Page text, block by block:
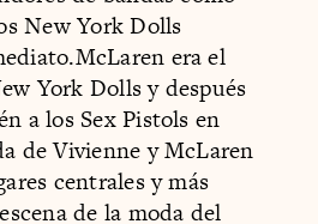
New York Dolls
era el
York Dolls y después
a los Sex Pistols en
de Vivienne y McLaren
centrales y más
de la moda del